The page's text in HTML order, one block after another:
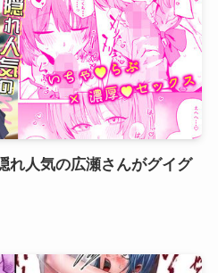
れ人気の広瀬さんがグイグ